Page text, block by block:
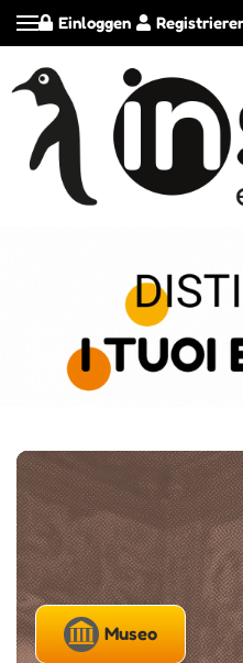
Einloggen
Museo